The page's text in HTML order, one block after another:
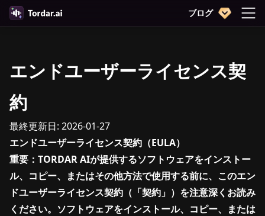
ブログ
エンドユーザーライセンス契
約
最終更新日: 2026-01-27
エンドユーザーライセンス契約（EULA）
重要：TORDAR AIが提供するソフトウェアをインストー
ル、コピー、またはその他方法で使用する前に、このエン
ドユーザーライセンス契約（「契約」）を注意深くお読み
ください。ソフトウェアをインストール、コピー、または